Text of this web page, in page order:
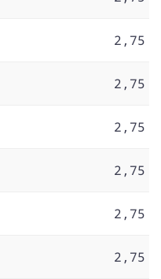
2,75
2,75
2,75
2,75
2,75
2,75